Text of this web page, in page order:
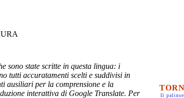
sono state scritte in questa lingua: i
tutti accuratamenti scelti e suddivisi in
ausiliari per la comprensione e la
interattiva di Google Translate. Per
Il